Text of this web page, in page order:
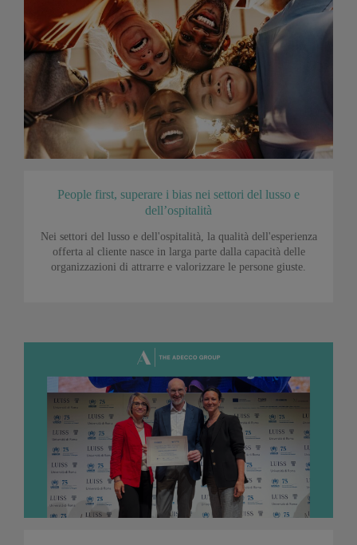
People first, superare i bias nei settori del lusso e
dell’ospitalità
Nei settori del lusso e dell'ospitalità, la qualità dell'esperienza
offerta al cliente nasce in larga parte dalla capacità delle
organizzazioni di attrarre e valorizzare le persone giuste.